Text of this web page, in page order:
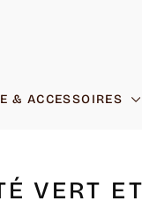
& ACCESSOIRES
VERT